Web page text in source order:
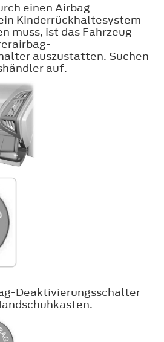
einen Airbag
Kinderrückhaltesystem
muss, ist das Fahrzeug
auszustatten. Suchen
auf.
Deaktivierungsschalter